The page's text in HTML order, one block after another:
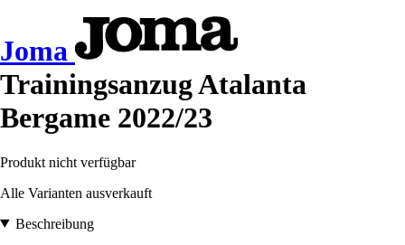
Joma
Trainingsanzug Atalanta
Bergame 2022/23
Produkt nicht verfügbar
Alle Varianten ausverkauft
Beschreibung